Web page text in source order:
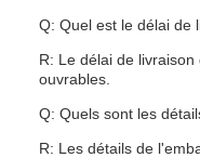
Q: Quel est le délai de
R: Le délai de
ouvrables.
Q: Quels sont les
R: Les détails de